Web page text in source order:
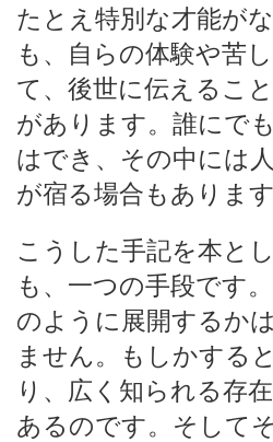
たとえ特別な才能が
も、自らの体験や苦
て、後世に伝えるこ
があります。誰にで
はでき、その中には
が宿る場合もあります
こうした手記を本と
も、一つの手段です
のように展開するか
ません。もしかする
り、広く知られる存
あるのです。そして